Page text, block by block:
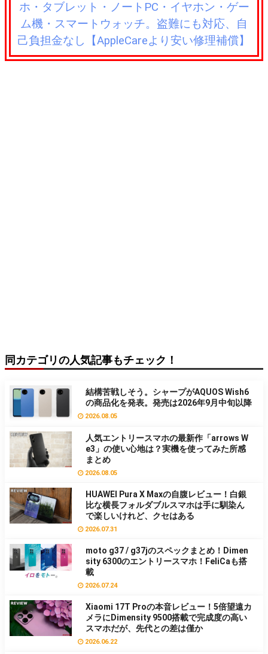
ホ・タブレット・ノートPC・イヤホン・ゲー
ム機・スマートウォッチ。盗難にも対応、自
己負担金なし【AppleCareより安い修理補償】
同カテゴリの人気記事もチェック！
結構苦戦しそう。シャープがAQUOS Wish6
の商品化を発表。発売は2026年9月中旬以降
2026.08.05
人気エントリースマホの最新作「arrows W
e3」の使い心地は？実機を使ってみた所感
まとめ
2026.08.05
HUAWEI Pura X Maxの自腹レビュー！白銀
比な横長フォルダブルスマホは手に馴染ん
で楽しいけれど、クセはある
2026.07.31
moto g37 / g37jのスペックまとめ！Dimen
sity 6300のエントリースマホ！FeliCaも搭
載
2026.07.24
Xiaomi 17T Proの本音レビュー！5倍望遠カ
メラにDimensity 9500搭載で完成度の高い
スマホだが、先代との差は僅か
2026.06.22